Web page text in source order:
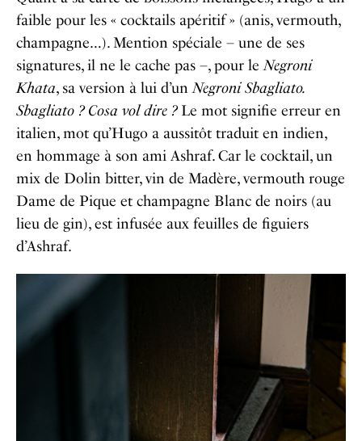
faible pour les « cocktails apéritif » (anis, vermouth,
champagne…). Mention spéciale – une de ses
signatures, il ne le cache pas –, pour leNegroni
Khata, sa version à lui d’unNegroni Sbagliato.
Sbagliato ? Cosa vol dire ?Le mot signifie erreur en
italien, mot qu’Hugo a aussitôt traduit en indien,
en hommage à son ami Ashraf. Car le cocktail, un
mix de Dolin bitter, vin de Madère, vermouth rouge
Dame de Pique et champagne Blanc de noirs (au
lieu de gin), est infusée aux feuilles de figuiers
d’Ashraf.